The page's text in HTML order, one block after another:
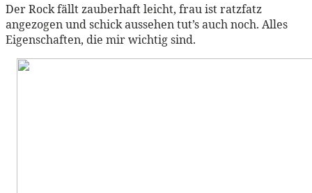
Der Rock fällt zauberhaft leicht, frau ist ratzfatz
angezogen und schick aussehen tut’s auch noch. Alles
Eigenschaften, die mir wichtig sind.